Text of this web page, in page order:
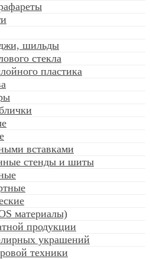
шильды
стекла
пластика
вставками
стенды и шиты
материалы)
продукции
украшений
техники